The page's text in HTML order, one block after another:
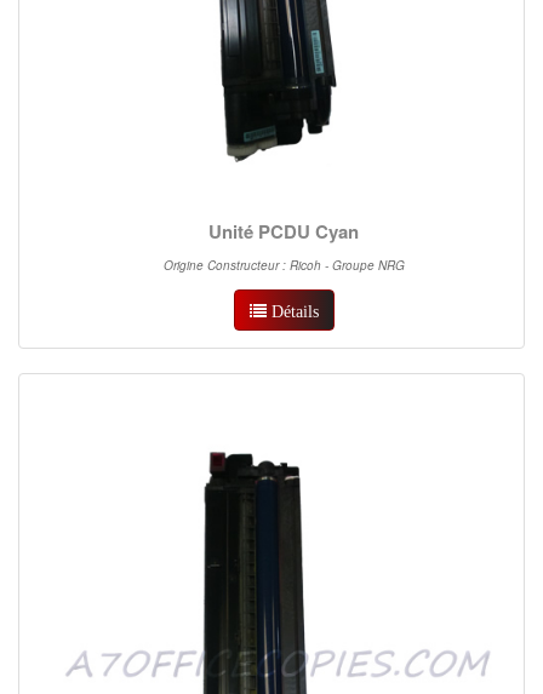
Unité PCDU Cyan
Origine Constructeur : Ricoh - Groupe NRG
Détails